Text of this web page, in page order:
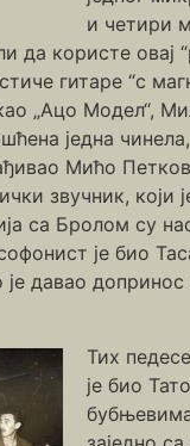
и четири
да користе овај
гитаре “с
„Ацо Модел“,
једна
Мићо
звучник, који
са Бролом су
је био
је давао
Тих
је био